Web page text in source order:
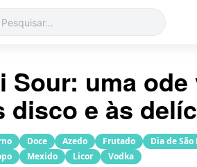
Sour: uma
disco e às
Doce Azedo Frutado Dia de
Mexido Licor Vodka